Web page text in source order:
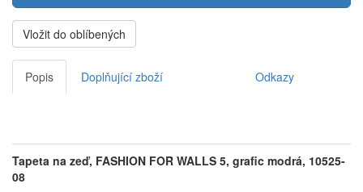
Vložit do oblíbených
Popis Doplňující zboží Odkazy
Tapeta na zeď, FASHION FOR WALLS 5, grafic modrá, 10525-
08